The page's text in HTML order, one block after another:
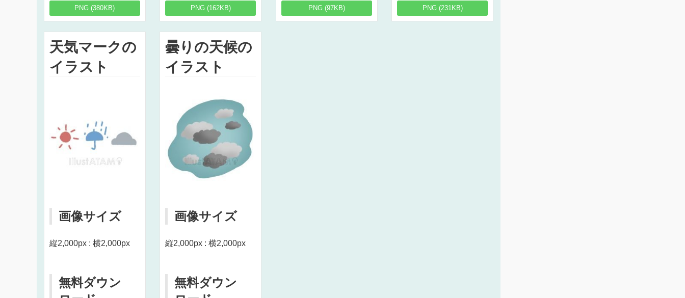
PNG (380KB) PNG (162KB) PNG (97KB) PNG (231KB)
天気マークの
イラスト
画像サイズ
縦2,000px : 横2,000px
無料ダウン
曇りの天候の
イラスト
画像サイズ
縦2,000px : 横2,000px
無料ダウン